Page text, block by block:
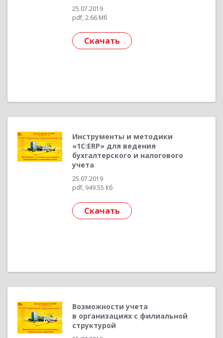
25.07.2019
pdf, 2.66 Мб
Скачать
Инструменты и методики
«1С:ERP» для ведения
бухгалтерского и налогового
учета
25.07.2019
pdf, 949.55 Кб
Скачать
Возможности учета
в организациях с филиальной
структурой